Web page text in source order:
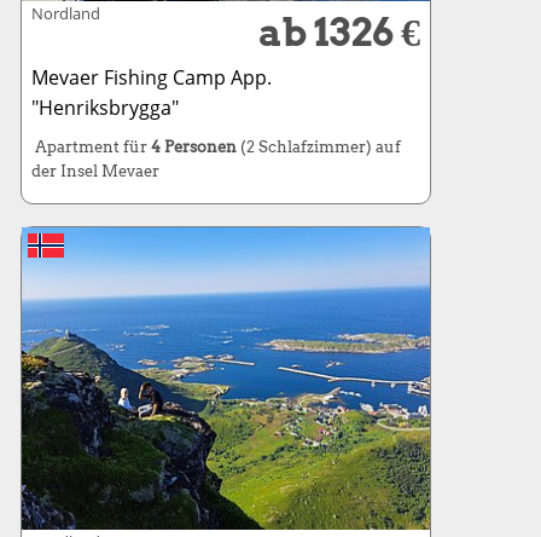
Nordland ab 1326 €
Mevaer Fishing Camp App.
"Henriksbrygga"
Apartment für 4 Personen(2 Schlafzimmer) auf
der Insel Mevaer